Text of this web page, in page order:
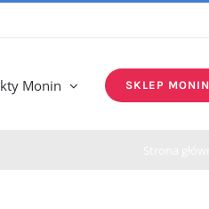
Monin SKLEP MONIN